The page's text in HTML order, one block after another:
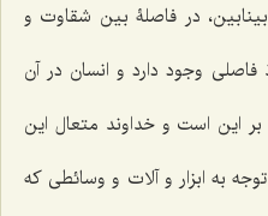
در فاصلۀ بین شقاوت و
وجود دارد و انسان در آن
این است و خداوند متعال این
به ابزار و آلات و وسائطی که